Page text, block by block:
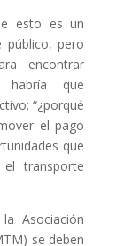
esto es un
público, pero
encontrar
habría que
“¿porqué
el pago
que
transporte
Asociación
se deben